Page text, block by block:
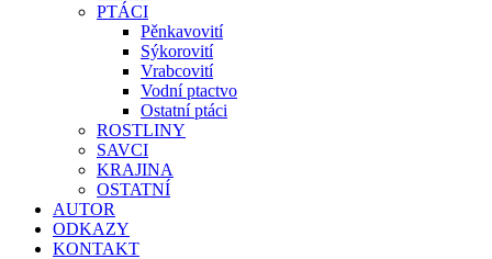
PTÁCI
Pěnkavovití
Sýkorovití
Vrabcovití
Vodní ptactvo
Ostatní ptáci
ROSTLINY
SAVCI
KRAJINA
OSTATNÍ
AUTOR
ODKAZY
KONTAKT